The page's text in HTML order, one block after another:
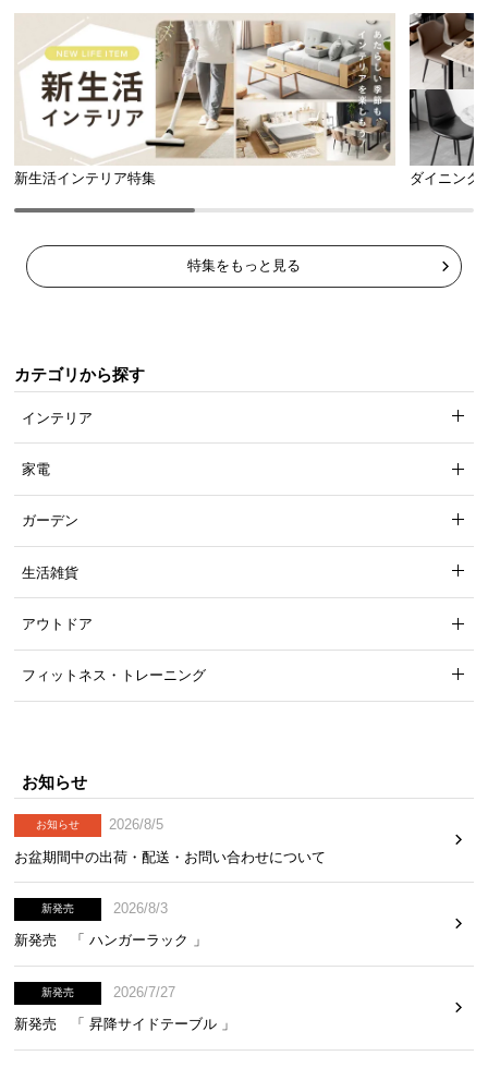
新生活インテリア特集 ダイニング
特集をもっと見る
カテゴリから探す
インテリア
家電
ガーデン
生活雑貨
アウトドア
フィットネス・トレーニング
お知らせ
お知らせ
2026/8/5
お盆期間中の出荷・配送・お問い合わせについて
新発売
2026/8/3
新発売 「 ハンガーラック 」
新発売
2026/7/27
新発売 「 昇降サイドテーブル 」